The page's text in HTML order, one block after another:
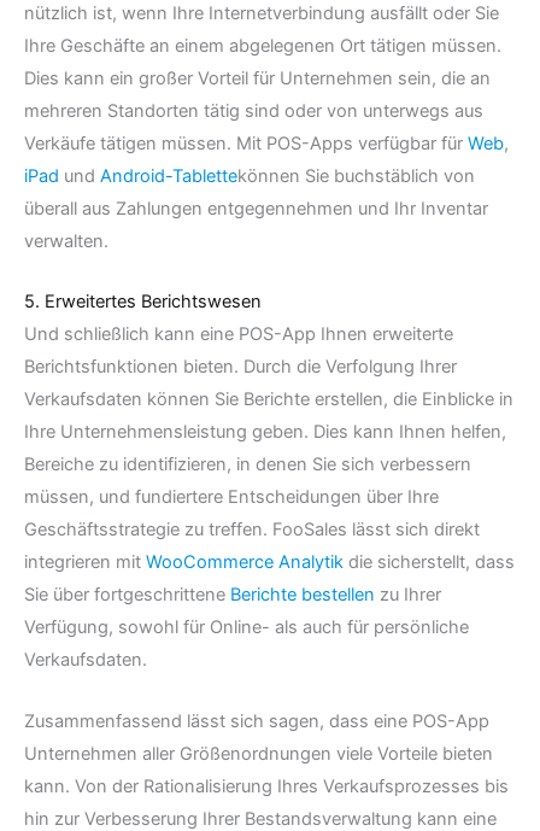
nützlich ist, wenn Ihre Internetverbindung ausfällt oder Sie
Ihre Geschäfte an einem abgelegenen Ort tätigen müssen.
Dies kann ein großer Vorteil für Unternehmen sein, die an
mehreren Standorten tätig sind oder von unterwegs aus
Verkäufe tätigen müssen. Mit POS-Apps verfügbar für Web,
iPad und Android-Tablettekönnen Sie buchstäblich von
überall aus Zahlungen entgegennehmen und Ihr Inventar
verwalten.
5. Erweitertes Berichtswesen
Und schließlich kann eine POS-App Ihnen erweiterte
Berichtsfunktionen bieten. Durch die Verfolgung Ihrer
Verkaufsdaten können Sie Berichte erstellen, die Einblicke in
Ihre Unternehmensleistung geben. Dies kann Ihnen helfen,
Bereiche zu identifizieren, in denen Sie sich verbessern
müssen, und fundiertere Entscheidungen über Ihre
Geschäftsstrategie zu treffen. FooSales lässt sich direkt
integrieren mit WooCommerce Analytik die sicherstellt, dass
Sie über fortgeschrittene Berichte bestellen zu Ihrer
Verfügung, sowohl für Online- als auch für persönliche
Verkaufsdaten.
Zusammenfassend lässt sich sagen, dass eine POS-App
Unternehmen aller Größenordnungen viele Vorteile bieten
kann. Von der Rationalisierung Ihres Verkaufsprozesses bis
hin zur Verbesserung Ihrer Bestandsverwaltung kann eine